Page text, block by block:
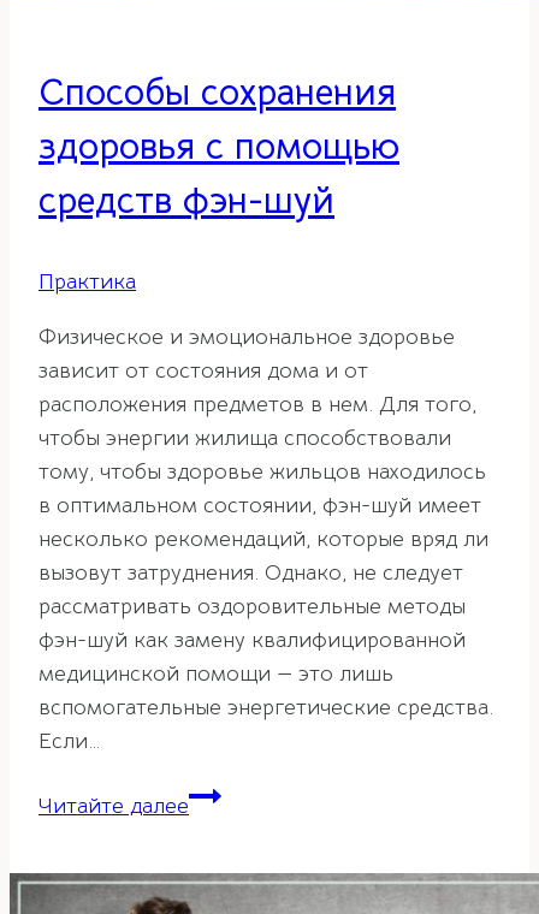
Способы сохранения
здоровья с помощью
средств фэн-шуй
Практика
Физическое и эмоциональное здоровье
зависит от состояния дома и от
расположения предметов в нем. Для того,
чтобы энергии жилища способствовали
тому, чтобы здоровье жильцов находилось
в оптимальном состоянии, фэн-шуй имеет
несколько рекомендаций, которые вряд ли
вызовут затруднения. Однако, не следует
рассматривать оздоровительные методы
фэн-шуй как замену квалифицированной
медицинской помощи — это лишь
вспомогательные энергетические средства.
Если…
Читайте далееСпособы